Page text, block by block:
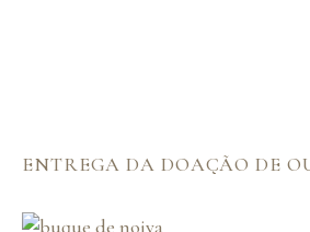
ENTREGA DA DOAÇÃO DE